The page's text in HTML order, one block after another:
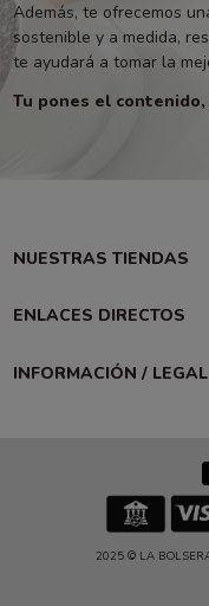
Además, te ofrecemos
sostenible y a medida,
te ayudará a tomar la
Tu pones el contenido,
NUESTRAS TIENDAS
ENLACES DIRECTOS
INFORMACIÓN / LEGAL
2025 © LA